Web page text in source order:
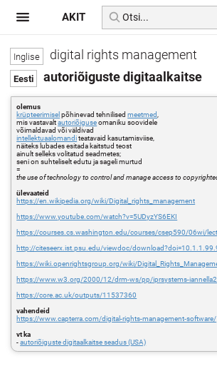
digital rights management
autoriõiguste digitaalkaitse
olemus
krüpteerimisel põhinevad tehnilisedmeetmed
mis vastavaltautoriõiguseomaniku soovidele
võimaldavad või väldivad
intellektuaalomanditeatavaid kasutamisviise,
näiteks lubades esitada kaitstud teost
ainult selleks volitatud seadmetes;
seni on suhteliselt edutu ja sageli murtud
=
the use of technology to control and manage access to
ülevaateid
https://en.wikipedia.org/wiki/Digital_rights_management
https://www.youtube.com/watch?v=5UDyzYS6EKI
https://courses.cs.washington.edu/courses/csep590/06wi/
http://citeseerx.ist.psu.edu/viewdoc/
https://wiki.openrightsgroup.org/wiki/
https://www.w3.org/2000/12/drm-ws/pp/iprsystems-
https://core.ac.uk/outputs/11537360
vahendeid
https://www.capterra.com/digital-rights-management-software/
vt ka
-autoriõiguste digitaalkaitse seadus (USA)
AKIT